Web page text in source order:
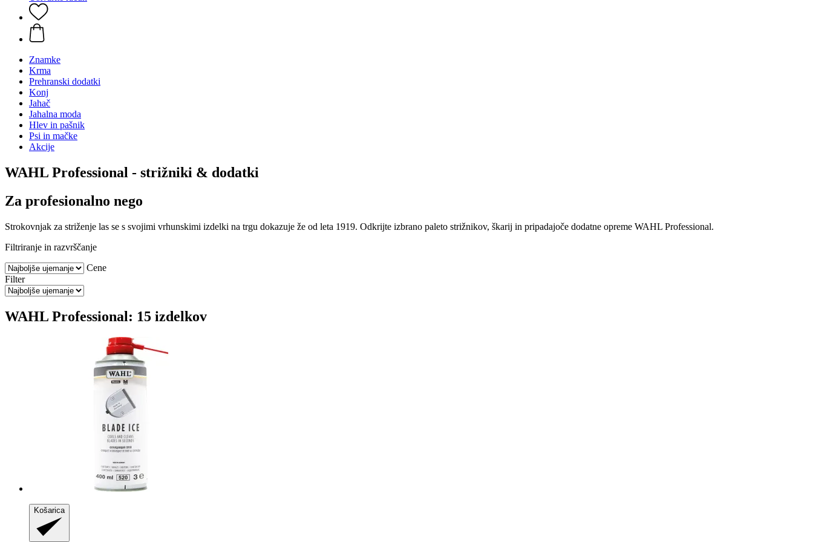
Znamke
Krma
Prehranski dodatki
Konj
Jahač
Jahalna moda
Hlev in pašnik
Psi in mačke
Akcije
WAHL Professional - strižniki & dodatki
Za profesionalno nego
Strokovnjak za striženje las se s svojimi vrhunskimi izdelki na trgu dokazuje že od leta 1919. Odkrijte izbrano paleto strižnikov, škarij in pripadajoče dodatne opreme WAHL Professional.
Filtriranje in razvrščanje
Cene
Filter
WAHL Professional: 15 izdelkov
Košarica